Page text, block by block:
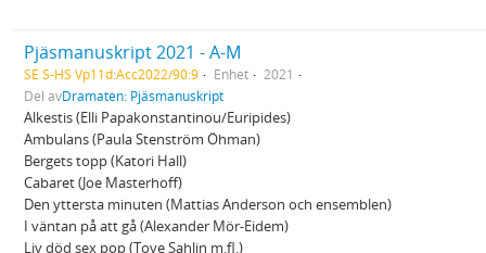
Pjäsmanuskript 2021 - A-M
SE S-HS Vp11d:Acc2022/90:9 Enhet
2021
Del avDramaten: Pjäsmanuskript
Alkestis (Elli Papakonstantinou/Euripides)
Ambulans (Paula Stenström Öhman)
Bergets topp (Katori Hall)
Cabaret (Joe Masterhoff)
Den yttersta minuten (Mattias Anderson och ensemblen)
I väntan på att gå (Alexander Mör-Eidem)
Liv död sex pop (Tove Sahlin m.fl.)